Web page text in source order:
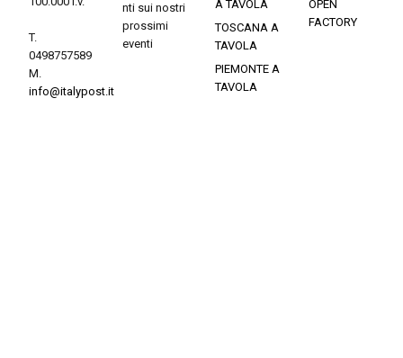
T.
0498757589
M.
info@italypost.it
nti sui nostri
prossimi
eventi
A TAVOLA
TOSCANA A
TAVOLA
PIEMONTE A
TAVOLA
OPEN
FACTORY